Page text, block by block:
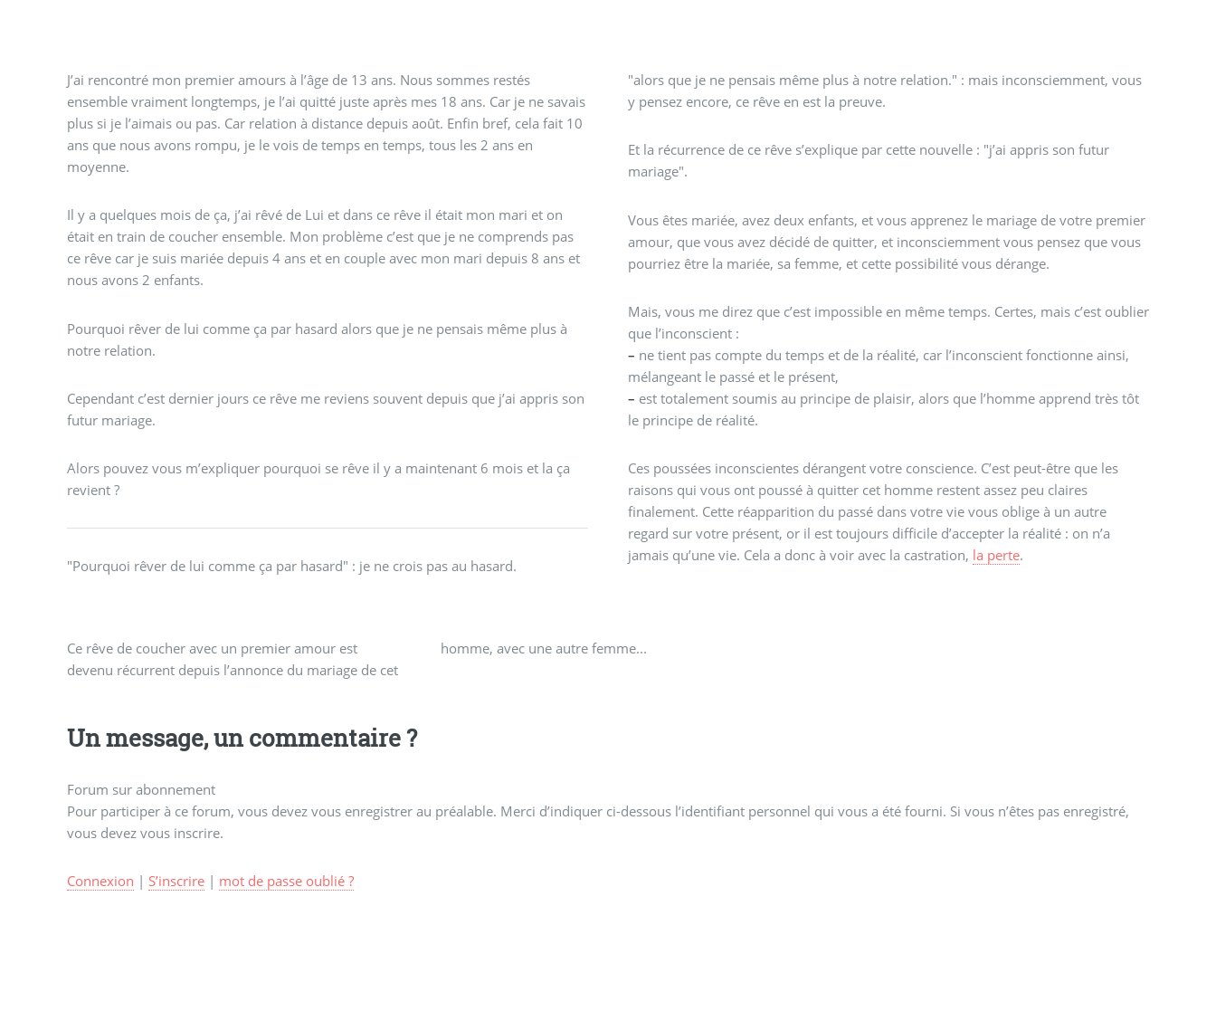
J’ai rencontré mon premier amours à l’âge de 13 ans. Nous sommes restés
ensemble vraiment longtemps, je l’ai quitté juste après mes 18 ans. Car je ne savais
plus si je l’aimais ou pas. Car relation à distance depuis août. Enfin bref, cela fait 10
ans que nous avons rompu, je le vois de temps en temps, tous les 2 ans en
moyenne.
Il y a quelques mois de ça, j’ai rêvé de Lui et dans ce rêve il était mon mari et on
était en train de coucher ensemble. Mon problème c’est que je ne comprends pas
ce rêve car je suis mariée depuis 4 ans et en couple avec mon mari depuis 8 ans et
nous avons 2 enfants.
Pourquoi rêver de lui comme ça par hasard alors que je ne pensais même plus à
notre relation.
Cependant c’est dernier jours ce rêve me reviens souvent depuis que j’ai appris son
futur mariage.
Alors pouvez vous m’expliquer pourquoi se rêve il y a maintenant 6 mois et la ça
revient ?
"Pourquoi rêver de lui comme ça par hasard" : je ne crois pas au hasard.
"alors que je ne pensais même plus à notre relation." : mais inconsciemment, vous
y pensez encore, ce rêve en est la preuve.
Et la récurrence de ce rêve s’explique par cette nouvelle : "j’ai appris son futur
mariage".
Vous êtes mariée, avez deux enfants, et vous apprenez le mariage de votre premier
amour, que vous avez décidé de quitter, et inconsciemment vous pensez que vous
pourriez être la mariée, sa femme, et cette possibilité vous dérange.
Mais, vous me direz que c’est impossible en même temps. Certes, mais c’est oublier
que l’inconscient :
– ne tient pas compte du temps et de la réalité, car l’inconscient fonctionne ainsi,
mélangeant le passé et le présent,
– est totalement soumis au principe de plaisir, alors que l’homme apprend très tôt
le principe de réalité.
Ces poussées inconscientes dérangent votre conscience. C’est peut-être que les
raisons qui vous ont poussé à quitter cet homme restent assez peu claires
finalement. Cette réapparition du passé dans votre vie vous oblige à un autre
regard sur votre présent, or il est toujours difficile d’accepter la réalité : on n’a
jamais qu’une vie. Cela a donc à voir avec la castration, la perte.
Ce rêve de coucher avec un premier amour est
devenu récurrent depuis l’annonce du mariage de cet
homme, avec une autre femme...
Un message, un commentaire ?
Forum sur abonnement
Pour participer à ce forum, vous devez vous enregistrer au préalable. Merci d’indiquer ci-dessous l’identifiant personnel qui vous a été fourni. Si vous n’êtes pas enregistré,
vous devez vous inscrire.
Connexion | S’inscrire| mot de passe oublié ?